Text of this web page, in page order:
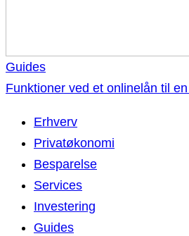
Guides
Funktioner ved et onlinelån til
Erhverv
Privatøkonomi
Besparelse
Services
Investering
Guides